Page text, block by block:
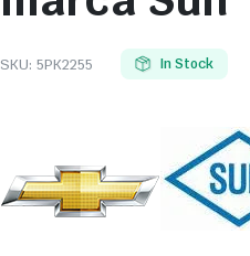
SKU: 5PK2255 In Stock